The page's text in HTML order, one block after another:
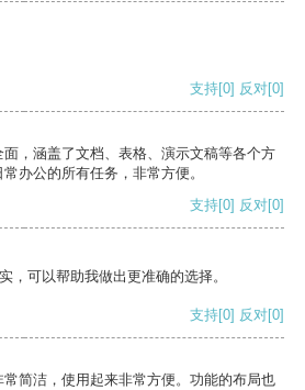
支持[0] 反对[0]
，涵盖了文档、表格、演示文稿等各个方
办公的所有任务，非常方便。
支持[0] 反对[0]
，可以帮助我做出更准确的选择。
支持[0] 反对[0]
简洁，使用起来非常方便。功能的布局也